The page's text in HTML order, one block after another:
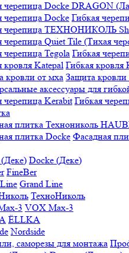
Гибкая
Гибкая
Гибкая кровля
Защита кровли
Гибкая
Фасадная
Docke (Деке)
FineBer
Grand Line
ТехноНиколь
VOX Max-3
ЁLLKA
Nordside